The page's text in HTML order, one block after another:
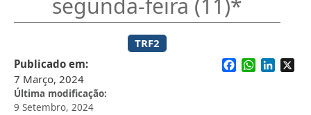
segunda-feira (11)*
TRF2
Publicado em
7 Março, 2024
Última modificação
9 Setembro, 2024
Facebook
WhatsApp